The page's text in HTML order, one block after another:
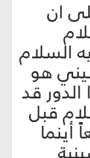
ان
السلام
هو
قد
قبل
أينما